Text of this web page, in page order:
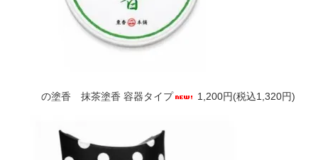
の塗香 抹茶塗香 容器タイプ 1,200円(税込1,320円)